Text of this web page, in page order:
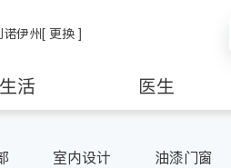
伊州[ 更换 ]
生活 医生
室内设计 油漆门窗